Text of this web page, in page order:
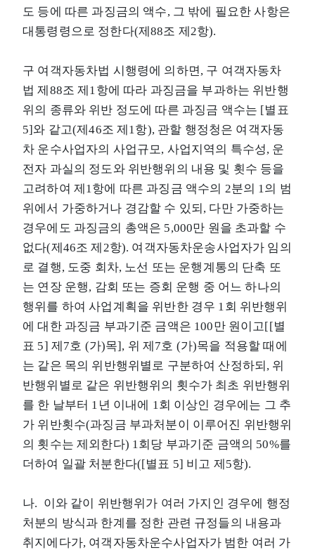
도 등에 따른 과징금의 액수, 그 밖에 필요한 사항은
대통령령으로 정한다(제88조 제2항).
구 여객자동차법 시행령에 의하면, 구 여객자동차
법 제88조 제1항에 따라 과징금을 부과하는 위반행
위의 종류와 위반 정도에 따른 과징금 액수는 [별표
5]와 같고(제46조 제1항), 관할 행정청은 여객자동
차 운수사업자의 사업규모, 사업지역의 특수성, 운
전자 과실의 정도와 위반행위의 내용 및 횟수 등을
고려하여 제1항에 따른 과징금 액수의 2분의 1의 범
위에서 가중하거나 경감할 수 있되, 다만 가중하는
경우에도 과징금의 총액은 5,000만 원을 초과할 수
없다(제46조 제2항). 여객자동차운송사업자가 임의
로 결행, 도중 회차, 노선 또는 운행계통의 단축 또
는 연장 운행, 감회 또는 증회 운행 중 어느 하나의
행위를 하여 사업계획을 위반한 경우 1회 위반행위
에 대한 과징금 부과기준 금액은 100만 원이고[[별
표 5] 제7호 (가)목], 위 제7호 (가)목을 적용할 때에
는 같은 목의 위반행위별로 구분하여 산정하되, 위
반행위별로 같은 위반행위의 횟수가 최초 위반행위
를 한 날부터 1년 이내에 1회 이상인 경우에는 그 추
가 위반횟수(과징금 부과처분이 이루어진 위반행위
의 횟수는 제외한다) 1회당 부과기준 금액의 50%를
더하여 일괄 처분한다([별표 5] 비고 제5항).
나. 이와 같이 위반행위가 여러 가지인 경우에 행정
처분의 방식과 한계를 정한 관련 규정들의 내용과
취지에다가, 여객자동차운수사업자가 범한 여러 가